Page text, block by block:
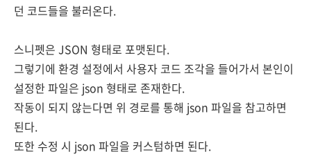
던 코드들을 불러온다.
스니펫은 JSON 형태로 포맷된다.
그렇기에 환경 설정에서 사용자 코드 조각을 들어가서 본인이
설정한 파일은 json 형태로 존재한다.
작동이 되지 않는다면 위 경로를 통해 json 파일을 참고하면
된다.
또한 수정 시 json 파일을 커스텀하면 된다.